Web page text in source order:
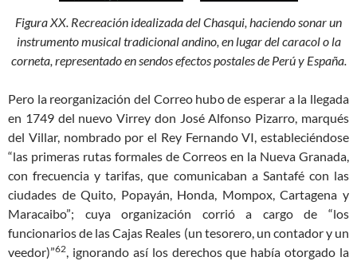
Figura XX. Recreación idealizada del Chasqui, haciendo sonar un
instrumento musical tradicional andino, en lugar del caracol o la
corneta, representado en sendos efectos postales de Perú y España.
Pero la reorganización del Correo hubo de esperar a la llegada
en 1749 del nuevo Virrey don José Alfonso Pizarro, marqués
del Villar, nombrado por el Rey Fernando VI, estableciéndose
“las primeras rutas formales de Correos en la Nueva Granada,
con frecuencia y tarifas, que comunicaban a Santafé con las
ciudades de Quito, Popayán, Honda, Mompox, Cartagena y
Maracaibo”; cuya organización corrió a cargo de “los
funcionarios de las Cajas Reales (un tesorero, un contador y un
veedor)”62, ignorando así los derechos que había otorgado la